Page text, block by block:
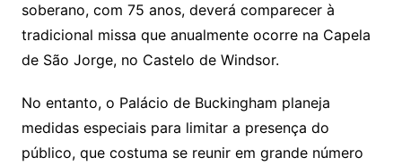
soberano, com 75 anos, deverá comparecer à
tradicional missa que anualmente ocorre na Capela
de São Jorge, no Castelo de Windsor.
No entanto, o Palácio de Buckingham planeja
medidas especiais para limitar a presença do
público, que costuma se reunir em grande número